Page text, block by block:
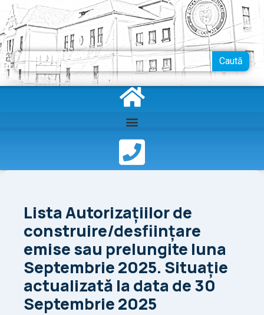
Skip
content
Search
Caută
Lista Autorizaţiilor de
construire/desfiinţare
emise sau prelungite luna
Septembrie 2025. Situaţie
actualizată la data de 30
Septembrie 2025